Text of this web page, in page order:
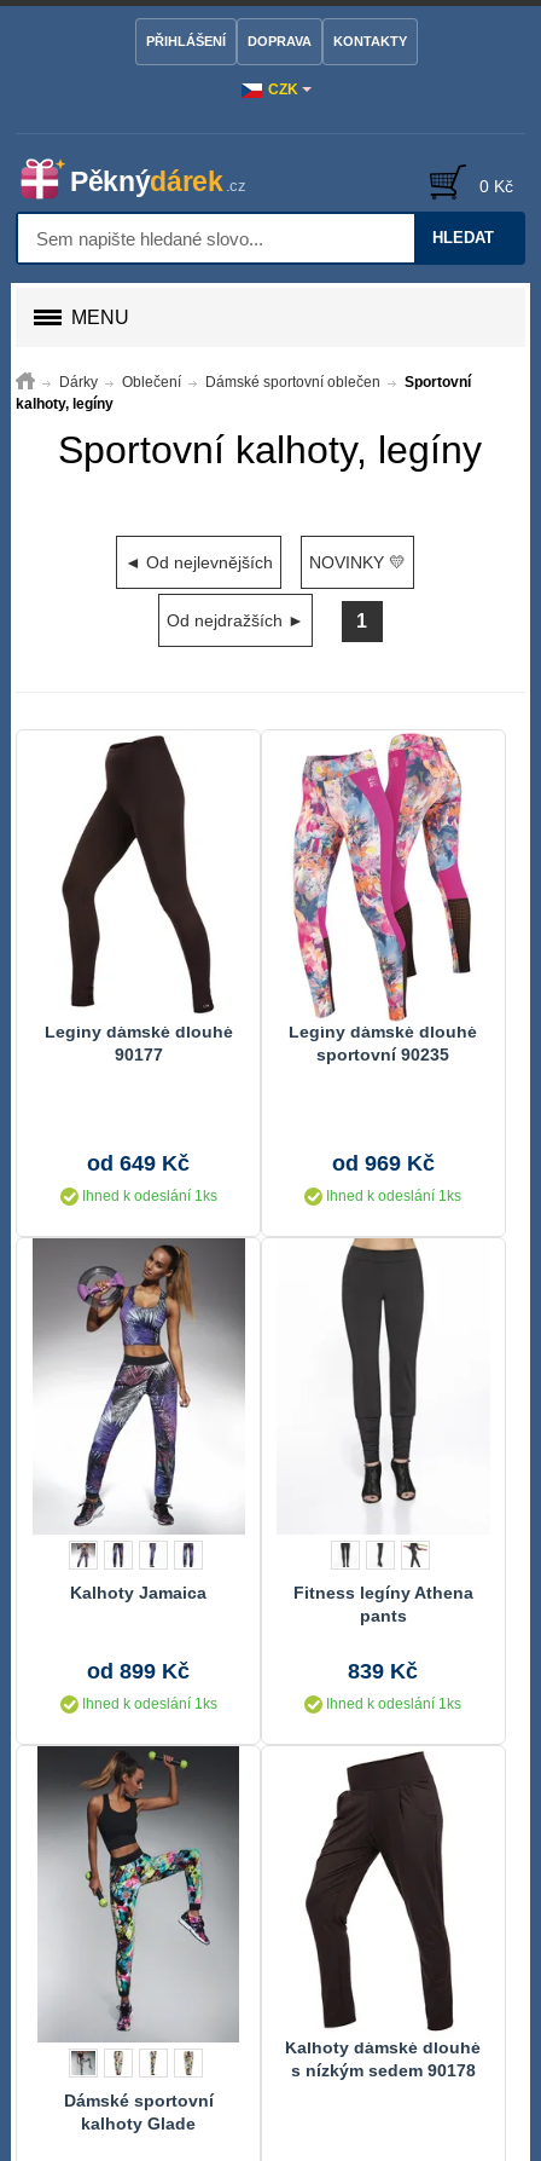
CZK
PŘIHLÁŠENÍ DOPRAVA KONTAKTY
HLEDAT
0 Kč
MENU
Dárky Oblečení Dámské sportovní oblečen
Sportovní
kalhoty, legíny
Sportovní kalhoty, legíny
◄ Od nejlevnějších NOVINKY 💛
Od nejdražších ► 1
Legíny dámské dlouhé
90177
od 649 Kč
Ihned k odeslání 1ks
Legíny dámské dlouhé
sportovní 90235
od 969 Kč
Ihned k odeslání 1ks
Kalhoty Jamaica
od 899 Kč
Ihned k odeslání 1ks
Fitness legíny Athena
pants
839 Kč
Ihned k odeslání 1ks
Dámské sportovní
kalhoty Glade
Kalhoty dámské dlouhé
s nízkým sedem 90178